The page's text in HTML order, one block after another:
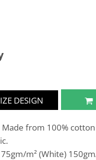
DESIGN
Made from 100%
m² (White)